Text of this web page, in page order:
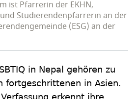
ist Pfarrerin der EKHN,
Studierendenpfarrerin an der
(ESG) an der
in Nepal gehören zu
fortgeschrittenen in Asien.
erkennt ihre